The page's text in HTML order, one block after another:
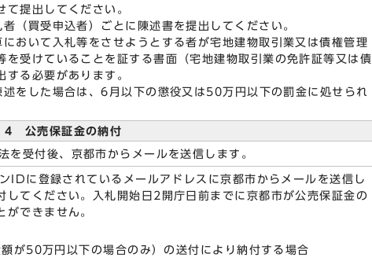
提出してください。
（買受申込者）ごとに陳述書を提出してください。
おいて入札等をさせようとする者が宅地建物取引業又は債権管理
を受けていることを証する書面（宅地建物取引業の免許証等又は債
る必要があります。
をした場合は、6月以下の懲役又は50万円以下の罰金に処せられ
4 公売保証金の納付
受付後、京都市からメールを送信します。
に登録されているメールアドレスに京都市からメールを送信し
してください。入札開始日2開庁日前までに京都市が公売保証金の
できません。
が50万円以下の場合のみ）の送付により納付する場合